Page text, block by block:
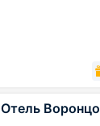
Отель